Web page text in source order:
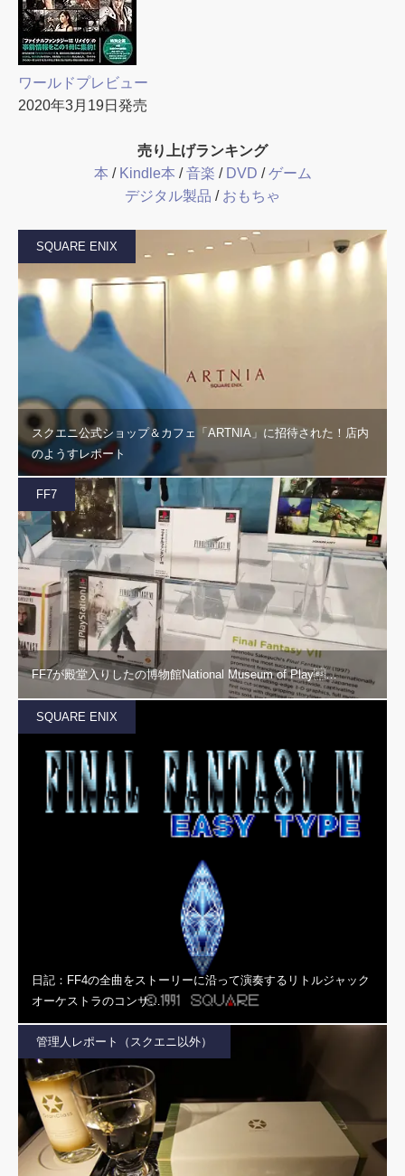
ワールドプレビュー
2020年3月19日発売
売り上げランキング
本 / Kindle本 /音楽 / DVD /ゲーム
デジタル製品 / おもちゃ
SQUARE ENIX
スクエニ公式ショップ＆カフェ「ARTNIA」に招待された！店内
のようすレポート
FF7
FF7が殿堂入りしたの博物館National Museum of Play…
SQUARE ENIX
日記：FF4の全曲をストーリーに沿って演奏するリトルジャック
オーケストラのコンサ…
管理人レポート（スクエニ以外）